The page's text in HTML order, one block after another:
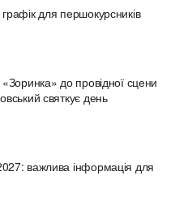
для першокурсників
«Зоринка» до провідної сцени
святкує день
важлива інформація для